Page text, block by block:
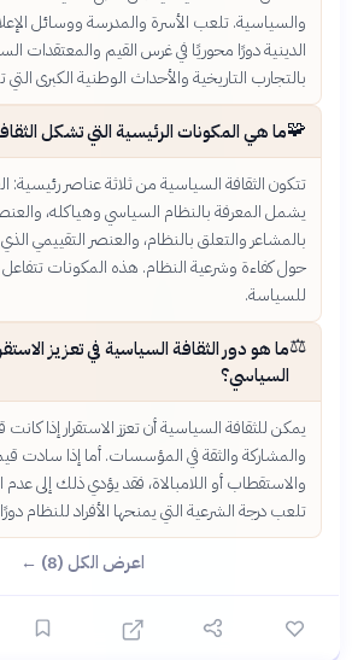
والسياسية. تلعب الأسرة والمدرسة ووسائل
الدينية دورًا محوريًا في غرس القيم والمعتقدات
بالتجارب التاريخية والأحداث الوطنية الكبرى التي
🧩ما هي المكونات الرئيسية التي تشكل
تتكون الثقافة السياسية من ثلاثة عناصر رئيسية:
يشمل المعرفة بالنظام السياسي وهياكله،
بالمشاعر والتعلق بالنظام، والعنصر التقييمي
حول كفاءة وشرعية النظام. هذه المكونات
للسياسة.
⚖️ما هو دور الثقافة السياسية في تعزيز
السياسي؟
يمكن للثقافة السياسية أن تعزز الاستقرار إذا
والمشاركة والثقة في المؤسسات. أما إذا سادت
والاستقطاب أو اللامبالاة، فقد يؤدي ذلك إلى عدم
تلعب درجة الشرعية التي يمنحها الأفراد للنظام
اعرض الكل (8) ←